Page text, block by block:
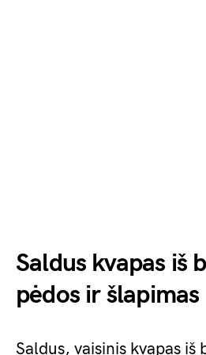
Saldus kvapas iš
pėdos ir šlapimas
Saldus, vaisinis kvapas iš